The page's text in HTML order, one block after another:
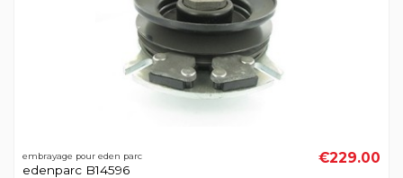
embrayage pour eden parc
edenparc B14596
€229.00